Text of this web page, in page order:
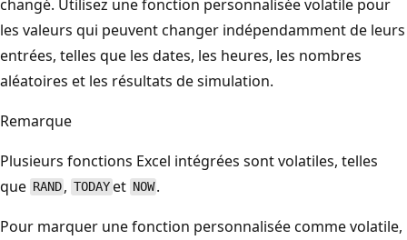
changé. Utilisez une fonction personnalisée volatile pour
les valeurs qui peuvent changer indépendamment de leurs
entrées, telles que les dates, les heures, les nombres
aléatoires et les résultats de simulation.
Remarque
Plusieurs fonctions Excel intégrées sont volatiles, telles
que RAND ,TODAYet NOW .
Pour marquer une fonction personnalisée comme volatile,